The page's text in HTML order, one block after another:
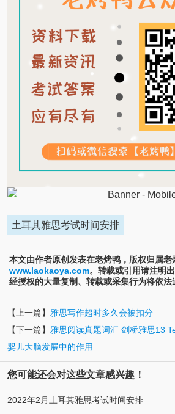
土耳其雅思考试时间安排
本文由作者原创发表在老烤鸭，版权归属老
www.laokaoya.com。转载或引用请注明
经授权的大量复制、转载或采集行为将依法
【上一篇】 雅思写作超时多久会被扣分
【下一篇】 雅思阅读真题词汇 剑桥雅思13
婴儿大脑发展中的作用
您可能还会对这些文章感兴趣！
2022年2月土耳其雅思考试时间安排